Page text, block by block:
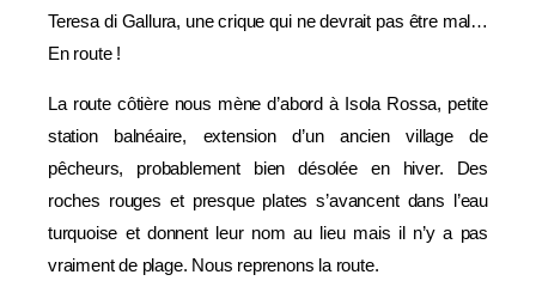
Teresa di Gallura, une crique qui ne devrait pas être mal…
En route !
La route côtière nous mène d’abord à Isola Rossa, petite
station balnéaire, extension d’un ancien village de
pêcheurs, probablement bien désolée en hiver. Des
roches rouges et presque plates s’avancent dans l’eau
turquoise et donnent leur nom au lieu mais il n’y a pas
vraiment de plage. Nous reprenons la route.